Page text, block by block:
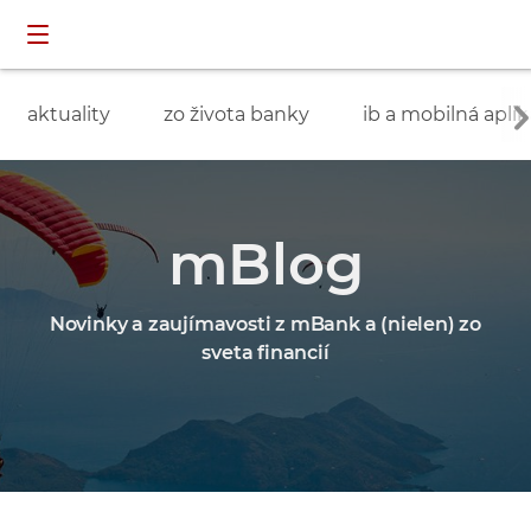
aktuality zo života banky ib a mobilná
mBlog
Novinky a zaujímavosti z mBank a (nielen) zo
sveta financií